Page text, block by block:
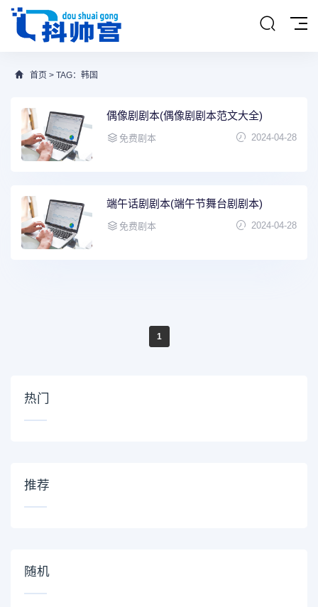
首页 > TAG：韩国
偶像剧剧本(偶像剧剧本范文大全)
免费剧本 2024-04-28
端午话剧剧本(端午节舞台剧剧本)
免费剧本 2024-04-28
1
热门
推荐
随机